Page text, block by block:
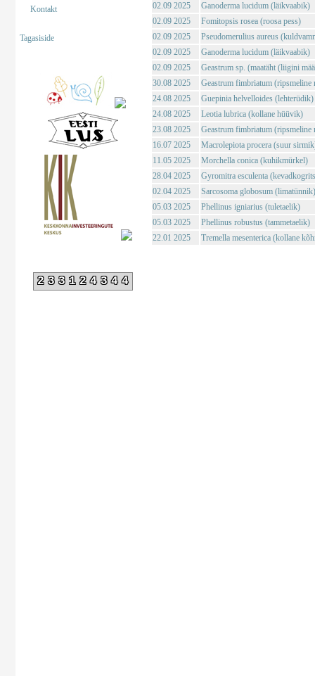
Kontakt
Tagasiside
233124344
02.09 2025
Ganoderma lucidum (läikvaabik)
02.09 2025
Fomitopsis rosea (roosa pess)
02.09 2025
Pseudomerulius aureus
02.09 2025
Ganoderma lucidum (läikvaabik)
02.09 2025
Geastrum sp. (maatäht (liigini
30.08 2025
Geastrum fimbriatum (ripsmeline
24.08 2025
Guepinia helvelloides (lehterüdik)
24.08 2025
Leotia lubrica (kollane hüüvik)
23.08 2025
Geastrum fimbriatum (ripsmeline
16.07 2025
Macrolepiota procera (suur
11.05 2025
Morchella conica (kuhikmürkel)
28.04 2025
Gyromitra esculenta
02.04 2025
Sarcosoma globosum (limatünnik)
05.03 2025
Phellinus igniarius (tuletaelik)
05.03 2025
Phellinus robustus (tammetaelik)
22.01 2025
Tremella mesenterica (kollane